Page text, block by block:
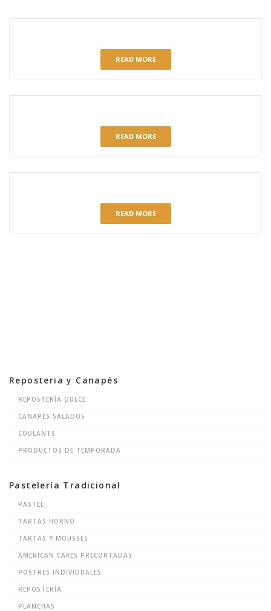
READ MORE
READ MORE
READ MORE
Reposteria y Canapés
REPOSTERÍA DULCE
CANAPÉS SALADOS
COULANTS
PRODUCTOS DE TEMPORADA
Pastelería Tradicional
PASTEL
TARTAS HORNO
TARTAS Y MOUSSES
AMERICAN CAKES PRECORTADAS
POSTRES INDIVIDUALES
REPOSTERÍA
PLANCHAS